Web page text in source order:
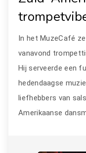
In het MuzeCafé
vanavond
Hij serveerde een
hedendaagse
liefhebbers van
Amerikaanse